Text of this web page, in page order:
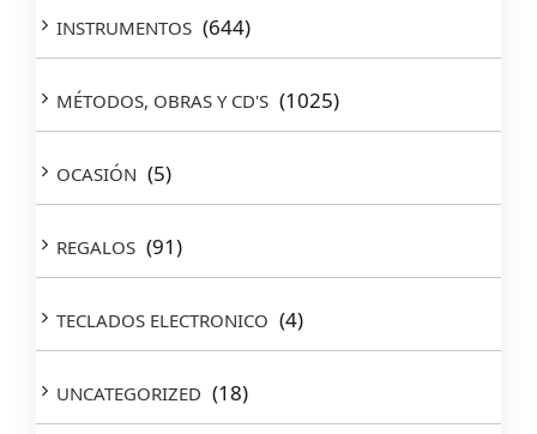
INSTRUMENTOS (644)
MÉTODOS, OBRAS Y CD'S (1025)
OCASIÓN (5)
REGALOS (91)
TECLADOS ELECTRONICO (4)
UNCATEGORIZED (18)